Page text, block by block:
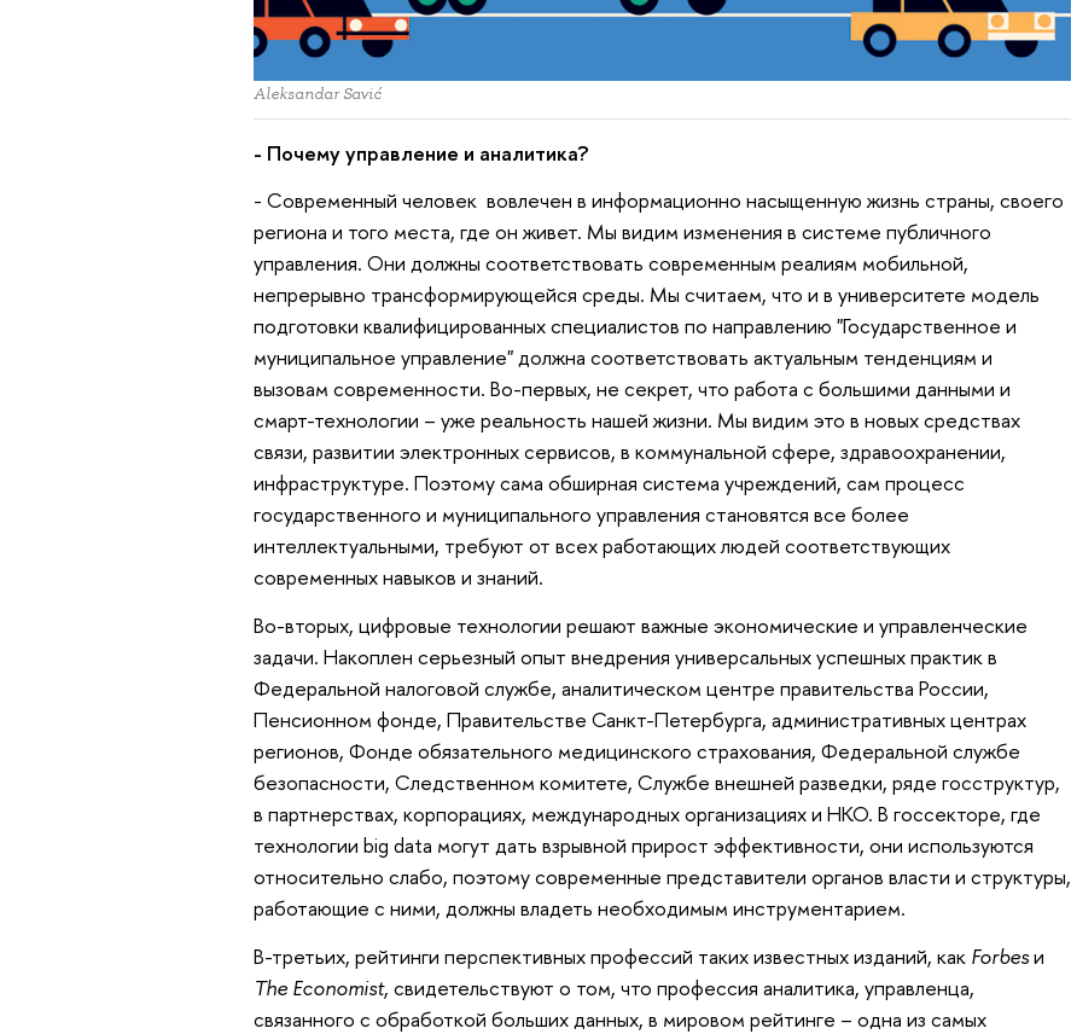
Aleksandar Savić
- Почему управление и аналитика?
- Современный человек вовлечен в информационно насыщенную жизнь страны, своего
региона и того места, где он живет. Мы видим изменения в системе публичного
управления. Они должны соответствовать современным реалиям мобильной,
непрерывно трансформирующейся среды. Мы считаем, что и в университете модель
подготовки квалифицированных специалистов по направлению "Государственное и
муниципальное управление" должна соответствовать актуальным тенденциям и
вызовам современности. Во-первых, не секрет, что работа с большими данными и
смарт-технологии – уже реальность нашей жизни. Мы видим это в новых средствах
связи, развитии электронных сервисов, в коммунальной сфере, здравоохранении,
инфраструктуре. Поэтому сама обширная система учреждений, сам процесс
государственного и муниципального управления становятся все более
интеллектуальными, требуют от всех работающих людей соответствующих
современных навыков и знаний.
Во-вторых, цифровые технологии решают важные экономические и управленческие
задачи. Накоплен серьезный опыт внедрения универсальных успешных практик в
Федеральной налоговой службе, аналитическом центре правительства России,
Пенсионном фонде, Правительстве Санкт-Петербурга, административных центрах
регионов, Фонде обязательного медицинского страхования, Федеральной службе
безопасности, Следственном комитете, Службе внешней разведки, ряде госструктур,
в партнерствах, корпорациях, международных организациях и НКО. В госсекторе, где
технологии big data могут дать взрывной прирост эффективности, они используются
относительно слабо, поэтому современные представители органов власти и структуры,
работающие с ними, должны владеть необходимым инструментарием.
В-третьих, рейтинги перспективных профессий таких известных изданий, как Forbesи
The Economist, свидетельствуют о том, что профессия аналитика, управленца,
связанного с обработкой больших данных, в мировом рейтинге – одна из самых